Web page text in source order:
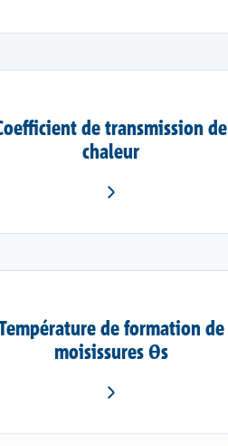
de transmission de
chaleur
de formation de
moisissures θs